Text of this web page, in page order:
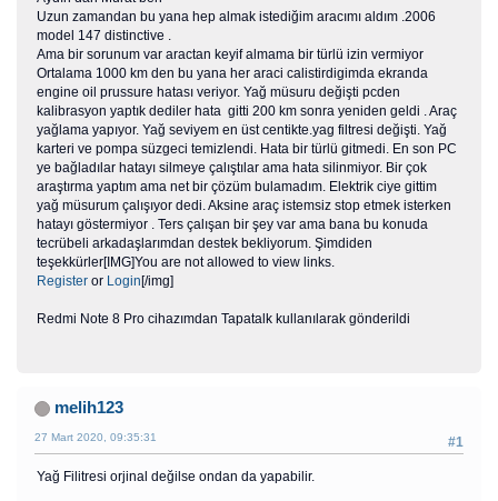
Uzun zamandan bu yana hep almak istediğim aracımı aldım .2006
model 147 distinctive .
Ama bir sorunum var aractan keyif almama bir türlü izin vermiyor
Ortalama 1000 km den bu yana her araci calistirdigimda ekranda
engine oil prussure hatası veriyor. Yağ müsuru değişti pcden
kalibrasyon yaptık dediler hata gitti 200 km sonra yeniden geldi . Araç
yağlama yapıyor. Yağ seviyem en üst centikte.yag filtresi değişti. Yağ
karteri ve pompa süzgeci temizlendi. Hata bir türlü gitmedi. En son PC
ye bağladılar hatayı silmeye çalıştılar ama hata silinmiyor. Bir çok
araştırma yaptım ama net bir çözüm bulamadım. Elektrik ciye gittim
yağ müsurum çalışıyor dedi. Aksine araç istemsiz stop etmek isterken
hatayı göstermiyor . Ters çalışan bir şey var ama bana bu konuda
tecrübeli arkadaşlarımdan destek bekliyorum. Şimdiden
teşekkürler[IMG]You are not allowed to view links.
Register or Login[/img]
Redmi Note 8 Pro cihazımdan Tapatalk kullanılarak gönderildi
melih123
#1
27 Mart 2020, 09:35:31
Yağ Filitresi orjinal değilse ondan da yapabilir.